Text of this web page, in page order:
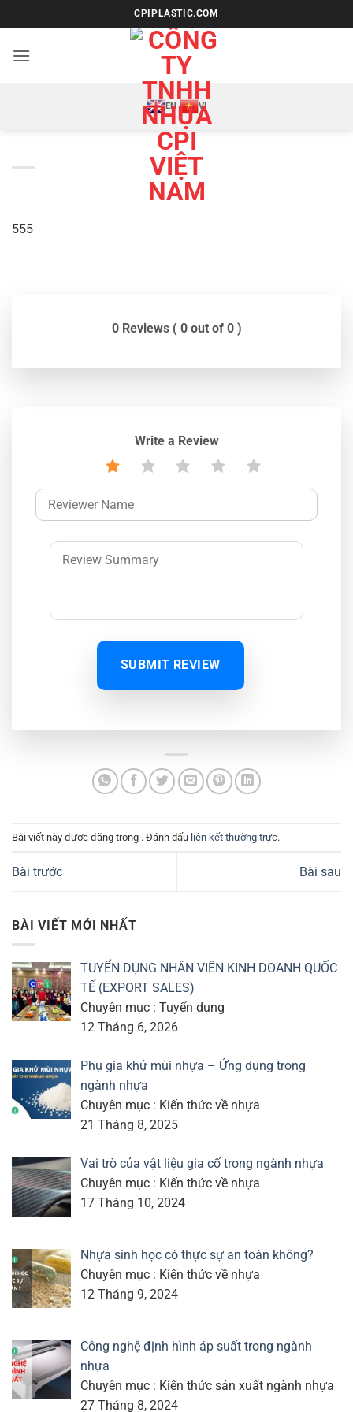
qua
nội
CPIPLASTIC.COM
EN VI
555
0 Reviews ( 0 out of 0 )
Write a Review
SUBMIT REVIEW
Bài viết này được đăng trong . Đánh dấu liên kết thường trực.
Bài trước Bài sau
BÀI VIẾT MỚI NHẤT
TUYỂN DỤNG NHÂN VIÊN KINH DOANH QUỐC
TẾ (EXPORT SALES)
Chuyên mục : Tuyển dụng
12 Tháng 6, 2026
Phụ gia khử mùi nhựa – Ứng dụng trong
ngành nhựa
Chuyên mục : Kiến thức về nhựa
21 Tháng 8, 2025
Vai trò của vật liệu gia cố trong ngành nhựa
Chuyên mục : Kiến thức về nhựa
17 Tháng 10, 2024
Nhựa sinh học có thực sự an toàn không?
Chuyên mục : Kiến thức về nhựa
12 Tháng 9, 2024
Công nghệ định hình áp suất trong ngành
nhựa
Chuyên mục : Kiến thức sản xuất ngành nhựa
27 Tháng 8, 2024